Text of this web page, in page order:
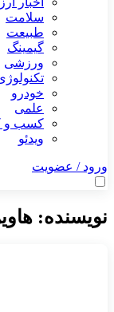
سلامت
طبیعت
گیمینگ
ورزشی
خودرو
علمی
کسب و
ویدئو
ورود / عضویت
نویسنده: